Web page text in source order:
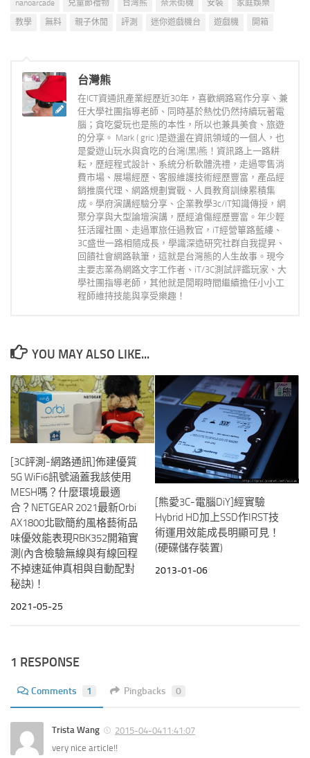
nanoarcade
兒童節禮物 台灣熊 奈米街機 安裝
家庭娛樂
教學
無料 親子休閒 評測 迷你遊戲機台 遊戲機 開箱
台灣熊
在ICT資通訊產業經歷近30年，喜歡網路寫作分享、兼
任大學社團指導老師、同時基於熱忱仍然持續玩著電
腦；貪吃愛玩也是熊的本性，所以也兼具美食、旅遊
的分享。 Mark ( gric )是遊盪在資訊領域的一個人，也
是愛遊山玩水與貪吃的台灣(黑)熊！資訊路上一路耕
耘，歷經程式設計、系統分析軟體洗禮，走過零售消
費市場、展場經歷、客服維護技術經歷豐富，產品經
銷推廣代理、網路規劃實戰、人員教育訓練累積集
成。學府演講經驗分享、企業教學3c/iT知識傳授，網
聚分享與大型論壇演講，歷經滄傷經歷豐富。年少輕
狂活躍社團、走過軍旅任過教官，iT經營篳路藍縷、
3C盛世一路相隨成長，學識深造研究社群自我提昇、
回饋社會網路執筆，這就是台灣熊的人生故事。現今
主要志業為網路文字工作者、iT/3C測試評鑑玩家、大
學社團指導老師，其他就是閒暇時間繼續擔任小小工
程師維持技能與享受樂趣！
YOU MAY ALSO LIKE...
[3C評測-網路通訊]佈建優質
5G WiFi6訊號涵蓋我該使用
MESH嗎？什麼環境最適
合？NETGEAR 2021最新Orbi
AX1800北歐簡約風格藝術品
味優效能表現RBK352開箱實
測(內含檢驗無線與有線回程
不掉速延伸真相與自動配對
秘訣)！
2021-05-25
[熊愛3C-電腦DiY]經實驗
Hybrid HD加上SSD作IRST技
術運用效能成長明顯可見！
(硬碟儲存裝置)
2013-01-06
1 RESPONSE
Comments 1 Pingbacks 0
Trista Wang
2015-04-0411:41:07
very nice article!!